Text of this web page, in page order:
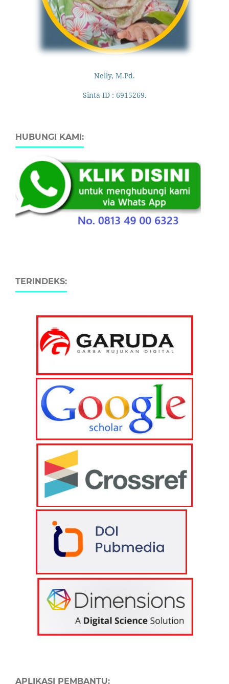
Nelly, M.Pd.
Sinta ID : 6915269.
HUBUNGI KAMI:
TERINDEKS:
APLIKASI PEMBANTU: